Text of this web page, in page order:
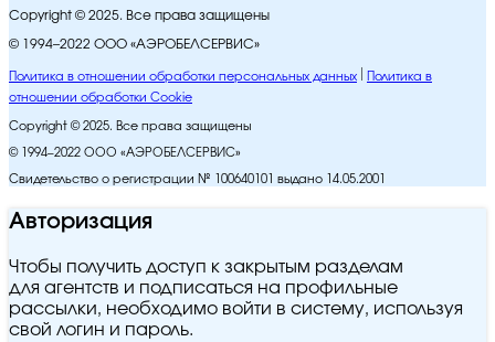
Copyright © 2025. Все права защищены
© 1994–2022 ООО «АЭРОБЕЛСЕРВИС»
Политика в отношении обработки персональных данных
Политика в
отношении обработки Cookie
Copyright © 2025. Все права защищены
© 1994–2022 ООО «АЭРОБЕЛСЕРВИС»
Свидетельство о регистрации № 100640101 выдано 14.05.2001
Авторизация
Чтобы получить доступ к закрытым разделам
для агентств и подписаться на профильные
рассылки, необходимо войти в систему, используя
свой логин и пароль.